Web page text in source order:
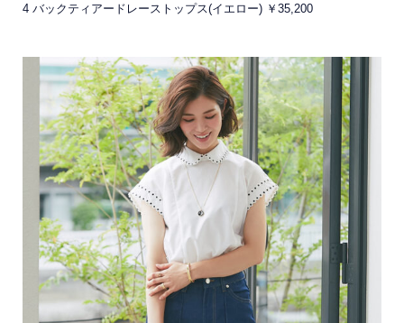
4 バックティアードレーストップス(イエロー) ￥35,200